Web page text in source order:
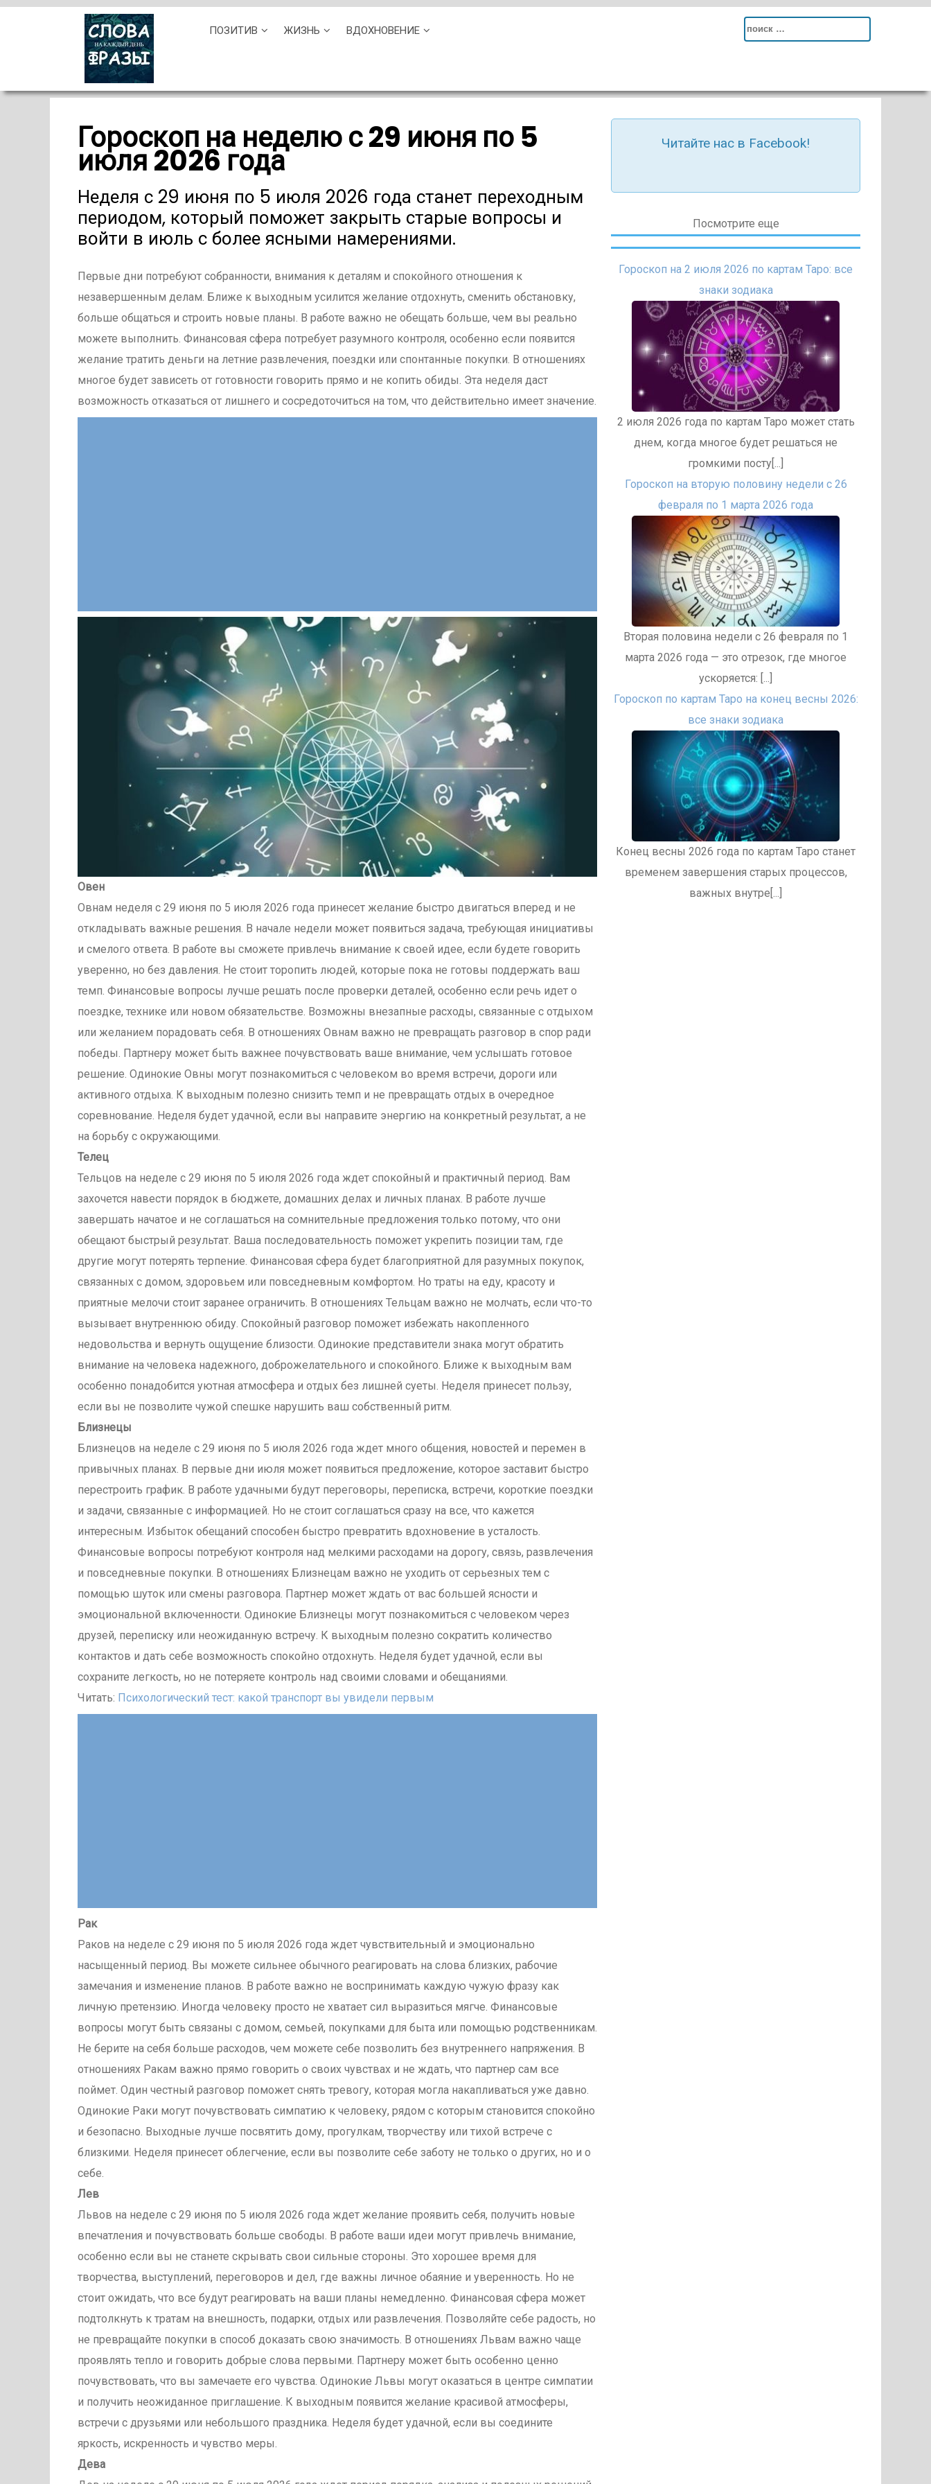
ПОЗИТИВ ЖИЗНЬ ВДОХНОВЕНИЕ
Search
Гороскоп на неделю с 29 июня по 5
июля 2026 года
Неделя с 29 июня по 5 июля 2026 года станет переходным
периодом, который поможет закрыть старые вопросы и
войти в июль с более ясными намерениями.
Первые дни потребуют собранности, внимания к деталям и спокойного отношения к
незавершенным делам. Ближе к выходным усилится желание отдохнуть, сменить обстановку,
больше общаться и строить новые планы. В работе важно не обещать больше, чем вы реально
можете выполнить. Финансовая сфера потребует разумного контроля, особенно если появится
желание тратить деньги на летние развлечения, поездки или спонтанные покупки. В отношениях
многое будет зависеть от готовности говорить прямо и не копить обиды. Эта неделя даст
возможность отказаться от лишнего и сосредоточиться на том, что действительно имеет значение.
Овен
Овнам неделя с 29 июня по 5 июля 2026 года принесет желание быстро двигаться вперед и не
откладывать важные решения. В начале недели может появиться задача, требующая инициативы
и смелого ответа. В работе вы сможете привлечь внимание к своей идее, если будете говорить
уверенно, но без давления. Не стоит торопить людей, которые пока не готовы поддержать ваш
темп. Финансовые вопросы лучше решать после проверки деталей, особенно если речь идет о
поездке, технике или новом обязательстве. Возможны внезапные расходы, связанные с отдыхом
или желанием порадовать себя. В отношениях Овнам важно не превращать разговор в спор ради
победы. Партнеру может быть важнее почувствовать ваше внимание, чем услышать готовое
решение. Одинокие Овны могут познакомиться с человеком во время встречи, дороги или
активного отдыха. К выходным полезно снизить темп и не превращать отдых в очередное
соревнование. Неделя будет удачной, если вы направите энергию на конкретный результат, а не
на борьбу с окружающими.
Телец
Тельцов на неделе с 29 июня по 5 июля 2026 года ждет спокойный и практичный период. Вам
захочется навести порядок в бюджете, домашних делах и личных планах. В работе лучше
завершать начатое и не соглашаться на сомнительные предложения только потому, что они
обещают быстрый результат. Ваша последовательность поможет укрепить позиции там, где
другие могут потерять терпение. Финансовая сфера будет благоприятной для разумных покупок,
связанных с домом, здоровьем или повседневным комфортом. Но траты на еду, красоту и
приятные мелочи стоит заранее ограничить. В отношениях Тельцам важно не молчать, если что-то
вызывает внутреннюю обиду. Спокойный разговор поможет избежать накопленного
недовольства и вернуть ощущение близости. Одинокие представители знака могут обратить
внимание на человека надежного, доброжелательного и спокойного. Ближе к выходным вам
особенно понадобится уютная атмосфера и отдых без лишней суеты. Неделя принесет пользу,
если вы не позволите чужой спешке нарушить ваш собственный ритм.
Близнецы
Близнецов на неделе с 29 июня по 5 июля 2026 года ждет много общения, новостей и перемен в
привычных планах. В первые дни июля может появиться предложение, которое заставит быстро
перестроить график. В работе удачными будут переговоры, переписка, встречи, короткие поездки
и задачи, связанные с информацией. Но не стоит соглашаться сразу на все, что кажется
интересным. Избыток обещаний способен быстро превратить вдохновение в усталость.
Финансовые вопросы потребуют контроля над мелкими расходами на дорогу, связь, развлечения
и повседневные покупки. В отношениях Близнецам важно не уходить от серьезных тем с
помощью шуток или смены разговора. Партнер может ждать от вас большей ясности и
эмоциональной включенности. Одинокие Близнецы могут познакомиться с человеком через
друзей, переписку или неожиданную встречу. К выходным полезно сократить количество
контактов и дать себе возможность спокойно отдохнуть. Неделя будет удачной, если вы
сохраните легкость, но не потеряете контроль над своими словами и обещаниями.
Читать: Психологический тест: какой транспорт вы увидели первым
Рак
Раков на неделе с 29 июня по 5 июля 2026 года ждет чувствительный и эмоционально
насыщенный период. Вы можете сильнее обычного реагировать на слова близких, рабочие
замечания и изменение планов. В работе важно не воспринимать каждую чужую фразу как
личную претензию. Иногда человеку просто не хватает сил выразиться мягче. Финансовые
вопросы могут быть связаны с домом, семьей, покупками для быта или помощью родственникам.
Не берите на себя больше расходов, чем можете себе позволить без внутреннего напряжения. В
отношениях Ракам важно прямо говорить о своих чувствах и не ждать, что партнер сам все
поймет. Один честный разговор поможет снять тревогу, которая могла накапливаться уже давно.
Одинокие Раки могут почувствовать симпатию к человеку, рядом с которым становится спокойно
и безопасно. Выходные лучше посвятить дому, прогулкам, творчеству или тихой встрече с
близкими. Неделя принесет облегчение, если вы позволите себе заботу не только о других, но и о
себе.
Лев
Львов на неделе с 29 июня по 5 июля 2026 года ждет желание проявить себя, получить новые
впечатления и почувствовать больше свободы. В работе ваши идеи могут привлечь внимание,
особенно если вы не станете скрывать свои сильные стороны. Это хорошее время для
творчества, выступлений, переговоров и дел, где важны личное обаяние и уверенность. Но не
стоит ожидать, что все будут реагировать на ваши планы немедленно. Финансовая сфера может
подтолкнуть к тратам на внешность, подарки, отдых или развлечения. Позволяйте себе радость, но
не превращайте покупки в способ доказать свою значимость. В отношениях Львам важно чаще
проявлять тепло и говорить добрые слова первыми. Партнеру может быть особенно ценно
почувствовать, что вы замечаете его чувства. Одинокие Львы могут оказаться в центре симпатии
и получить неожиданное приглашение. К выходным появится желание красивой атмосферы,
встречи с друзьями или небольшого праздника. Неделя будет удачной, если вы соедините
яркость, искренность и чувство меры.
Дева
Читайте нас в Facebook!
Посмотрите еще
Гороскоп на 2 июля 2026 по картам Таро: все
знаки зодиака
2 июля 2026 года по картам Таро может стать
днем, когда многое будет решаться не
громкими посту[...]
Гороскоп на вторую половину недели с 26
февраля по 1 марта 2026 года
Вторая половина недели с 26 февраля по 1
марта 2026 года — это отрезок, где многое
ускоряется: [...]
Гороскоп по картам Таро на конец весны 2026:
все знаки зодиака
Конец весны 2026 года по картам Таро станет
временем завершения старых процессов,
важных внутре[...]